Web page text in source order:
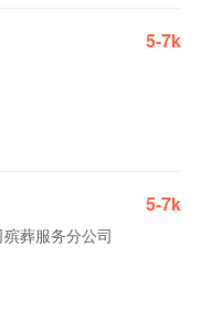
5-7k
5-7k
葬服务分公司